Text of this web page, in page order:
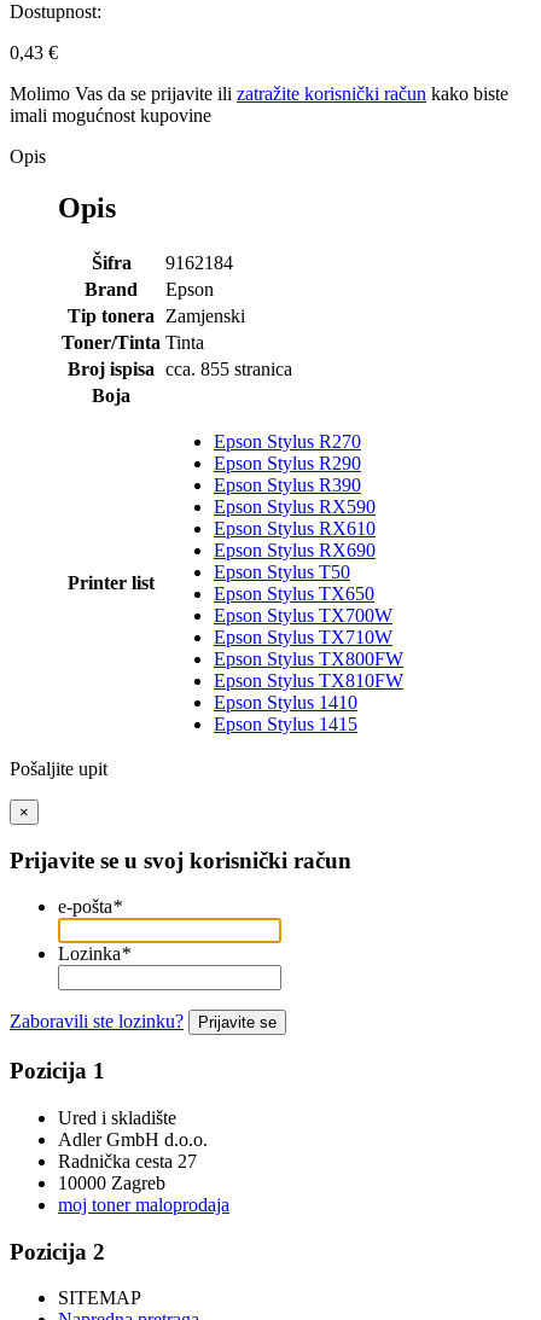
Dostupnost:
0,43 €
Molimo Vas da se prijavite ili zatražite korisnički račun kako biste
imali mogućnost kupovine
Opis
Opis
Šifra
9162184
Brand
Epson
Tip tonera
Zamjenski
Toner/Tinta Tinta
Broj ispisa cca. 855 stranica
Boja
Printer list
Epson Stylus R270
Epson Stylus R290
Epson Stylus R390
Epson Stylus RX590
Epson Stylus RX610
Epson Stylus RX690
Epson Stylus T50
Epson Stylus TX650
Epson Stylus TX700W
Epson Stylus TX710W
Epson Stylus TX800FW
Epson Stylus TX810FW
Epson Stylus 1410
Epson Stylus 1415
Pošaljite upit
×
Prijavite se u svoj korisnički račun
e-pošta*
Lozinka*
Zaboravili ste lozinku? Prijavite se
Pozicija 1
Ured i skladište
Adler GmbH d.o.o.
Radnička cesta 27
10000 Zagreb
moj toner maloprodaja
Pozicija 2
SITEMAP